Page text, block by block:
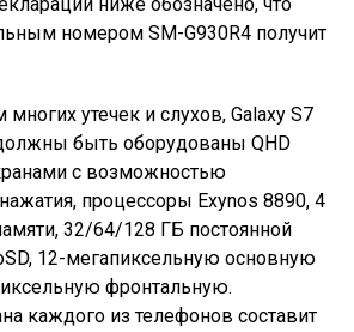
номером SM-G930R4 получит
утечек и слухов, Galaxy S7
быть оборудованы QHD
с возможностью
процессоры Exynos 8890, 4
32/64/128 ГБ постоянной
12-мегапиксельную основную
фронтальную.
каждого из телефонов составит